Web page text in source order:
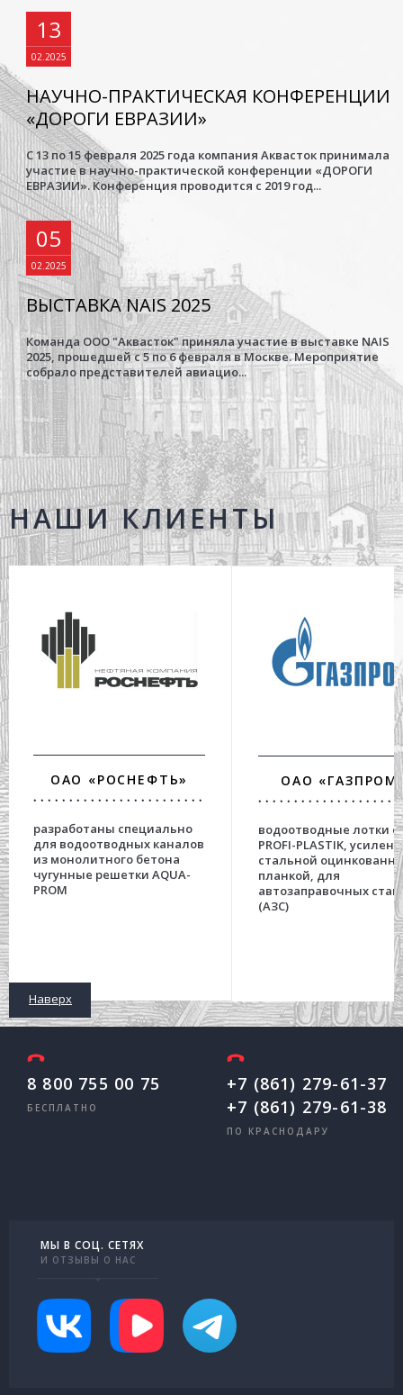
13
02.2025
НАУЧНО-ПРАКТИЧЕСКАЯ КОНФЕРЕНЦИИ
«ДОРОГИ ЕВРАЗИИ»
С 13 по 15 февраля 2025 года компания Аквасток принимала
участие в научно-практической конференции «ДОРОГИ
ЕВРАЗИИ». Конференция проводится с 2019 год...
05
02.2025
ВЫСТАВКА NAIS 2025
Команда ООО "Аквасток" приняла участие в выставке NAIS
2025, прошедшей с 5 по 6 февраля в Москве. Мероприятие
собрало представителей авиацио...
НАШИ КЛИЕНТЫ
ОАО «РОСНЕФТЬ»
разработаны специально
для водоотводных каналов
из монолитного бетона
чугунные решетки AQUA-
PROM
ОАО
водоотводные лотки
PROFI-PLASTIK,
стальной
планкой, для
автозаправочных
(АЗС)
Наверх
8 800 755 00 75
БЕСПЛАТНО
+7 (861) 279-61-37
+7 (861) 279-61-38
ПО КРАСНОДАРУ
МЫ В СОЦ. СЕТЯХ
И ОТЗЫВЫ О НАС